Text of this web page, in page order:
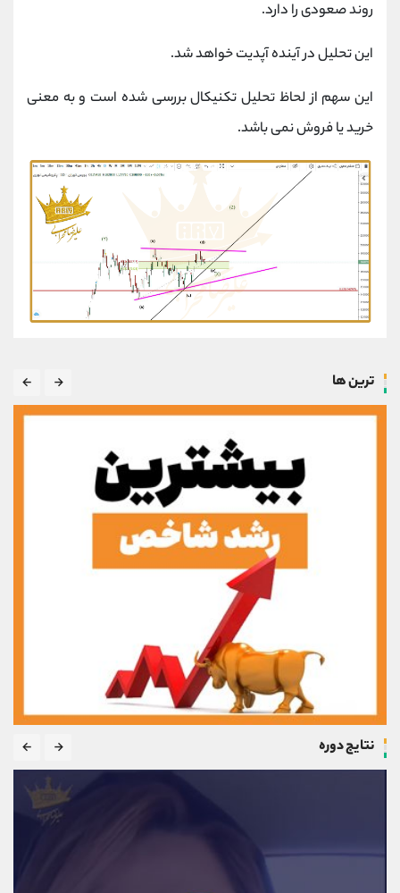
روند صعودی را دارد.
این تحلیل در آینده آپدیت خواهد شد.
این سهم از لحاظ تحلیل تکنیکال بررسی شده است و به معنی
خرید یا فروش نمی باشد.
ترین ها
نتایج دوره